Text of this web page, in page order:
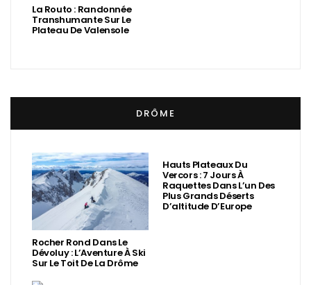
La Routo : Randonnée
Transhumante Sur Le
Plateau De Valensole
DRÔME
Rocher Rond Dans Le
Dévoluy : L’Aventure À Ski
Sur Le Toit De La Drôme
Hauts Plateaux Du
Vercors : 7 Jours À
Raquettes Dans L’un Des
Plus Grands Déserts
D’altitude D’Europe